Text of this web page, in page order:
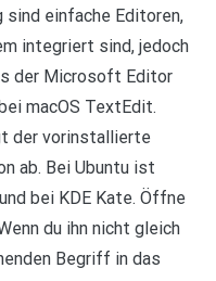
sind einfache Editoren,
integriert sind, jedoch
der Microsoft Editor
macOS TextEdit.
der vorinstallierte
ab. Bei Ubuntu ist
bei KDE Kate. Öffne
du ihn nicht gleich
Begriff in das